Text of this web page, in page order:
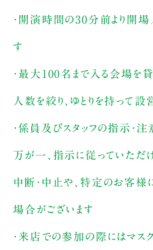
・開演時間の30分前より開
す
・最大100名まで入る会場を
人数を絞り、ゆとりを持って設
・係員及びスタッフの指示・注
万が一、指示に従っていただ
中断・中止や、特定のお客様
場合がございます
・来店での参加の際にはマス